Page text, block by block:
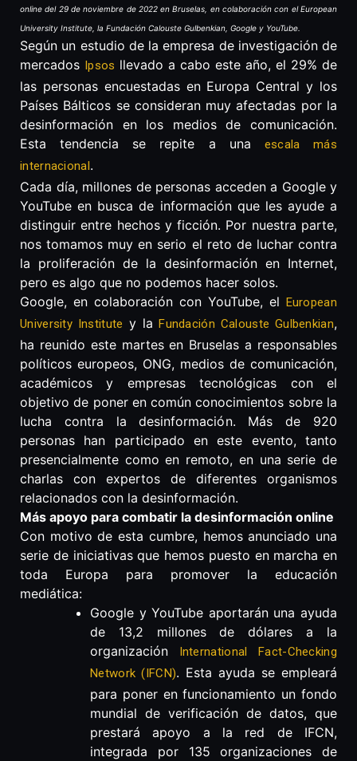
online del 29 de noviembre de 2022 en Bruselas, en colaboración con el European
University Institute, la Fundación Calouste Gulbenkian, Google y YouTube.
Según un estudio de la empresa de investigación de
mercados Ipsos llevado a cabo este año, el 29% de
las personas encuestadas en Europa Central y los
Países Bálticos se consideran muy afectadas por la
desinformación en los medios de comunicación.
Esta tendencia se repite a una escala más
internacional.
Cada día, millones de personas acceden a Google y
YouTube en busca de información que les ayude a
distinguir entre hechos y ficción. Por nuestra parte,
nos tomamos muy en serio el reto de luchar contra
la proliferación de la desinformación en Internet,
pero es algo que no podemos hacer solos.
Google, en colaboración con YouTube, el European
University Institute y laFundación Calouste Gulbenkian,
ha reunido este martes en Bruselas a responsables
políticos europeos, ONG, medios de comunicación,
académicos y empresas tecnológicas con el
objetivo de poner en común conocimientos sobre la
lucha contra la desinformación. Más de 920
personas han participado en este evento, tanto
presencialmente como en remoto, en una serie de
charlas con expertos de diferentes organismos
relacionados con la desinformación.
Más apoyo para combatir la desinformación online
Con motivo de esta cumbre, hemos anunciado una
serie de iniciativas que hemos puesto en marcha en
toda Europa para promover la educación
mediática:
Google y YouTube aportarán una ayuda
de 13,2 millones de dólares a la
organización International Fact-Checking
Network (IFCN). Esta ayuda se empleará
para poner en funcionamiento un fondo
mundial de verificación de datos, que
prestará apoyo a la red de IFCN,
integrada por 135 organizaciones de